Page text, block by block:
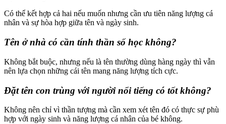
Có thể kết hợp cả hai nếu muốn nhưng cần ưu tiên năng lượng cá
nhân và sự hòa hợp giữa tên và ngày sinh.
Tên ở nhà có cần tính thần số học không?
Không bắt buộc, nhưng nếu là tên thường dùng hàng ngày thì vẫn
nên lựa chọn những cái tên mang năng lượng tích cực.
Đặt tên con trùng với người nổi tiếng có tốt không?
Không nên chỉ vì thần tượng mà cần xem xét tên đó có thực sự phù
hợp với ngày sinh và năng lượng cá nhân của bé không.